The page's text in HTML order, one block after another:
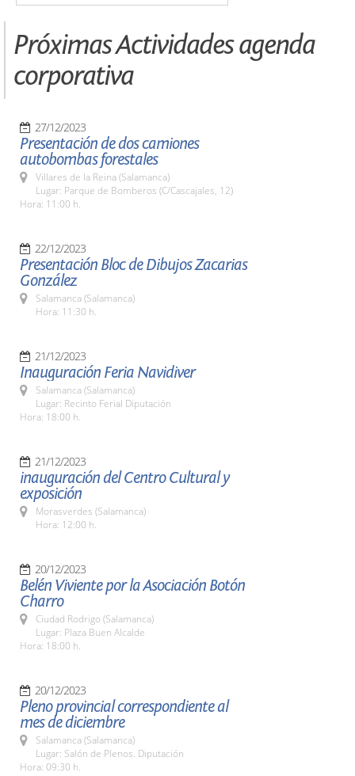
Próximas Actividades agenda
corporativa
27/12/2023
Presentación de dos camiones
autobombas forestales
Villares de la Reina (Salamanca)
Lugar: Parque de Bomberos (C/Cascajales, 12)
Hora: 11:00 h.
22/12/2023
Presentación Bloc de Dibujos Zacarias
González
Salamanca (Salamanca)
Hora: 11:30 h.
21/12/2023
Inauguración Feria Navidiver
Salamanca (Salamanca)
Lugar: Recinto Ferial Diputación
Hora: 18:00 h.
21/12/2023
inauguración del Centro Cultural y
exposición
Morasverdes (Salamanca)
Hora: 12:00 h.
20/12/2023
Belén Viviente por la Asociación Botón
Charro
Ciudad Rodrigo (Salamanca)
Lugar: Plaza Buen Alcalde
Hora: 18:00 h.
20/12/2023
Pleno provincial correspondiente al
mes de diciembre
Salamanca (Salamanca)
Lugar: Salón de Plenos. Diputación
Hora: 09:30 h.